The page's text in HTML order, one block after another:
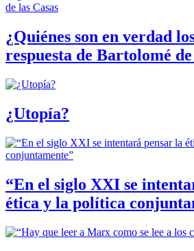
¿Quiénes son en verdad
respuesta de Bartolomé de
¿Utopía?
“En el siglo XXI se
ética y la política